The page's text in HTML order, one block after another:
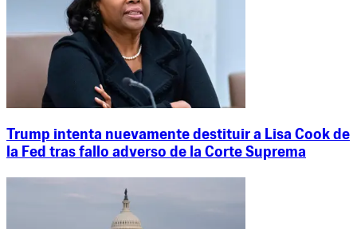
Trump intenta nuevamente destituir a Lisa Cook de
la Fed tras fallo adverso de la Corte Suprema